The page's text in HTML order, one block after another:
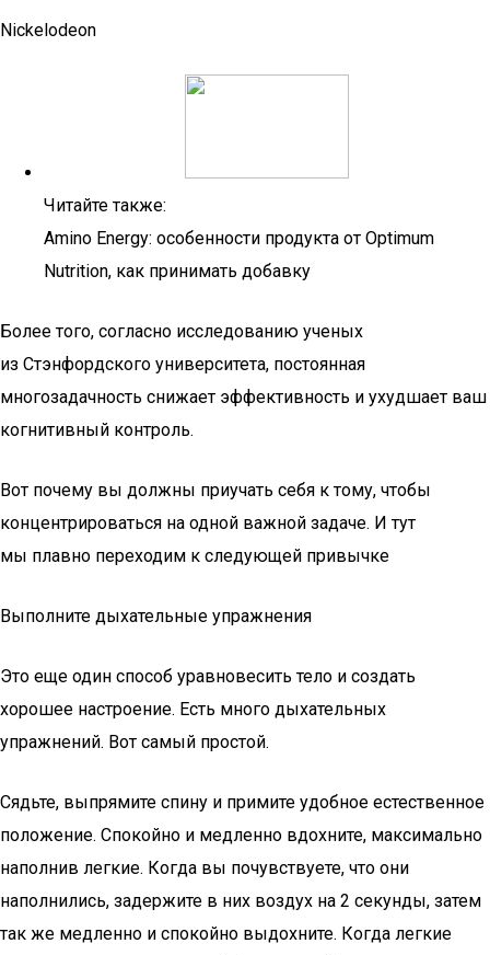
Nickelodeon
Читайте также:
Amino Energy: особенности продукта от Optimum
Nutrition, как принимать добавку
Более того, согласно исследованию ученых
из Стэнфордского университета, постоянная
многозадачность снижает эффективность и ухудшает ваш
когнитивный контроль.
Вот почему вы должны приучать себя к тому, чтобы
концентрироваться на одной важной задаче. И тут
мы плавно переходим к следующей привычке
Выполните дыхательные упражнения
Это еще один способ уравновесить тело и создать
хорошее настроение. Есть много дыхательных
упражнений. Вот самый простой.
Сядьте, выпрямите спину и примите удобное естественное
положение. Спокойно и медленно вдохните, максимально
наполнив легкие. Когда вы почувствуете, что они
наполнились, задержите в них воздух на 2 секунды, затем
так же медленно и спокойно выдохните. Когда легкие